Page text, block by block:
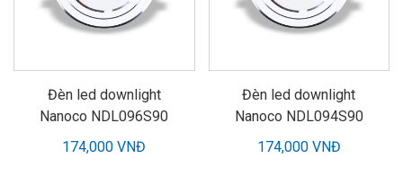
Đèn led downlight
Nanoco NDL096S90
174,000 VNĐ
Đèn led downlight
Nanoco NDL094S90
174,000 VNĐ